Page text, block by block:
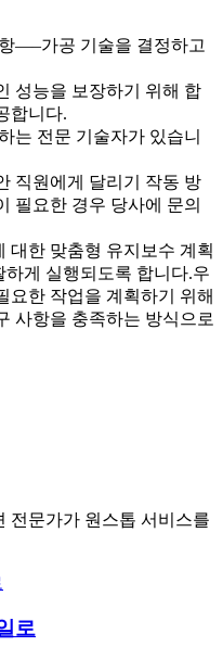
—–가공 기술을 결정하고
성능을 보장하기 위해 합
합니다.
는 전문 기술자가 있습니
직원에게 달리기 작동 방
필요한 경우 당사에 문의
대한 맞춤형 유지보수 계획
게 실행되도록 합니다.우
요한 작업을 계획하기 위해
사항을 충족하는 방식으로
전문가가 원스톱 서비스를
로